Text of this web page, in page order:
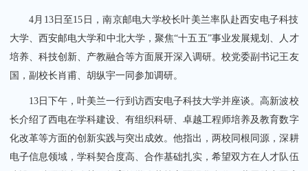
关闭
4月13日至15日，南京邮电大学校长叶美兰率队赴西安电子科技
大学、西安邮电大学和中北大学，聚焦“十五五”事业发展规划、人才
培养、科技创新、产教融合等方面展开深入调研。校党委副书记王友
国，副校长肖甫、胡纵宇一同参加调研。
13日下午，叶美兰一行到访西安电子科技大学并座谈。高新波校
长介绍了西电在学科建设、有组织科研、卓越工程师培养及教育数字
化改革等方面的创新实践与突出成效。他指出，两校同根同源，深耕
电子信息领域，学科契合度高、合作基础扎实，希望双方在人才队伍